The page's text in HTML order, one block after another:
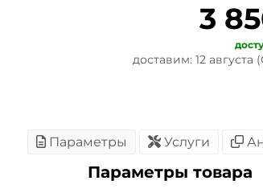
3
доставим: 12 августа
Параметры Услуги
Параметры товара